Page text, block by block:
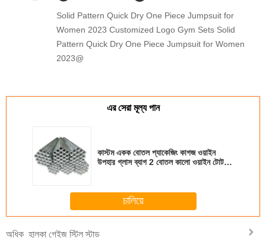
Solid Pattern Quick Dry One Piece Jumpsuit for
Women 2023 Customized Logo Gym Sets Solid
Pattern Quick Dry One Piece Jumpsuit for Women
2023@
এর সেরা মূল্য পান
কাস্টম একক বোতল প্যাকেজিং কাগজ ওয়াইন
উপহার গ্লাস ব্যাগ 2 বোতল কালো ওয়াইন টোট
চালিয়ে
অধিক হালকা গেইজ স্টিল স্টাড